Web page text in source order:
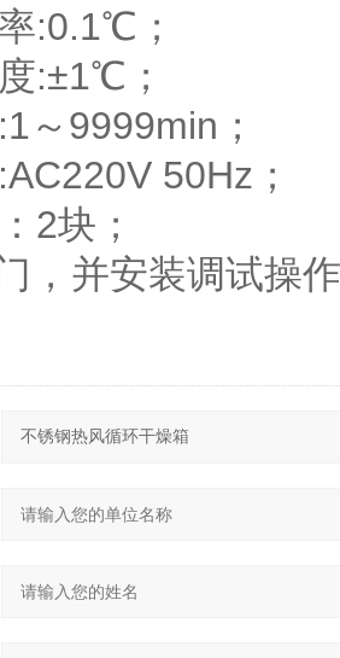
:0.1℃；
:±1℃；
～9999min；
50Hz；
2块；
，并安装调试操